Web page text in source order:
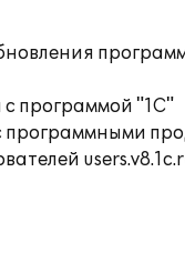
с программой "1С"
программными